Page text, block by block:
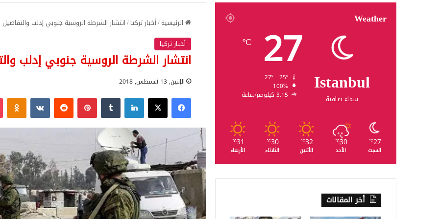
الرئيسية/أخبار تركيا/انتشار الشرطة الروسية جنوبي إدلب
أخبار تركيا
انتشار الشرطة الروسية جنوبي إدلب
الإثنين, 13 أغسطس, 2018
فيسبوك‫X لينكدإن بينتيريست
Weather
Istanbul
سماء صافية
27
℃
100%
3.15 كيلومتر/ساعة
27
℃
السبت
30
℃
الأحد
32
℃
الأثنين
30
℃
الثلاثاء
31
℃
الأربعاء
أخر المقالات